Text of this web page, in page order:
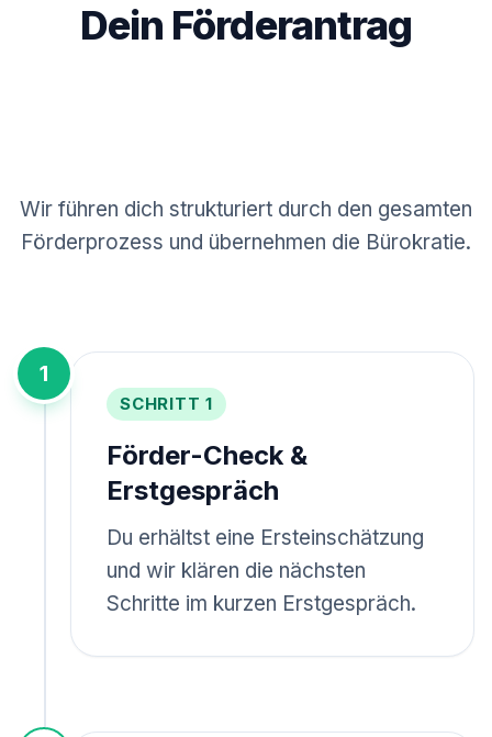
Dein Förderantrag
Wir führen dich strukturiert durch den gesamten
Förderprozess und übernehmen die Bürokratie.
1
SCHRITT 1
Förder-Check &
Erstgespräch
Du erhältst eine Ersteinschätzung
und wir klären die nächsten
Schritte im kurzen Erstgespräch.